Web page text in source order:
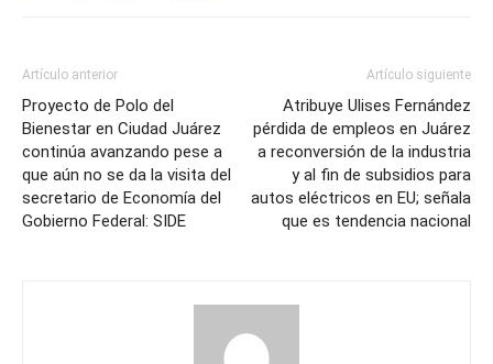
Artículo anterior
Proyecto de Polo del
Bienestar en Ciudad Juárez
continúa avanzando pese a
que aún no se da la visita del
secretario de Economía del
Gobierno Federal: SIDE
Artículo siguiente
Atribuye Ulises Fernández
pérdida de empleos en Juárez
a reconversión de la industria
y al fin de subsidios para
autos eléctricos en EU; señala
que es tendencia nacional